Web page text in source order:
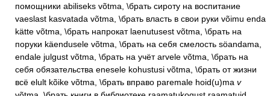
помощники abiliseks võtma, \брать сироту на воспитание
vaeslast kasvatada võtma, \брать власть в свои руки võimu enda
kätte võtma, \брать напрокат laenutusest võtma, \брать на
поруки käendusele võtma, \брать на себя смелость söandama,
endale julgust võtma, \брать на учёт arvele võtma, \брать на
себя обязательства enesele kohustusi võtma, \брать от жизни
всё elult kõike võtma, \брать вправо paremale hoid(u)ma v